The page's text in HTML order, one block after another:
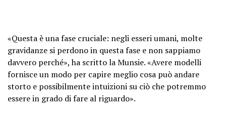
«Questa è una fase cruciale: negli esseri umani, molte
gravidanze si perdono in questa fase e non sappiamo
davvero perché», ha scritto la Munsie. «Avere modelli
fornisce un modo per capire meglio cosa può andare
storto e possibilmente intuizioni su ciò che potremmo
essere in grado di fare al riguardo».